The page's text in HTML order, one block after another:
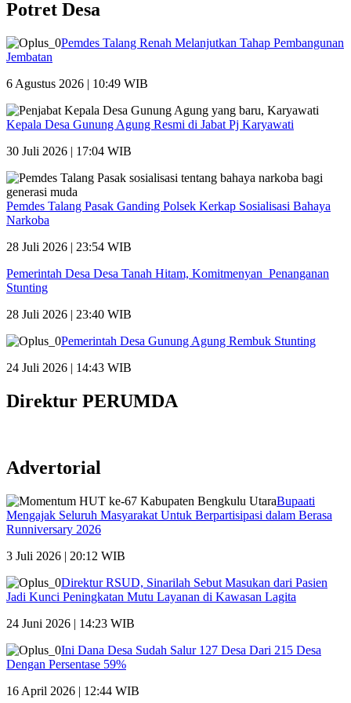
Potret Desa
Pemdes Talang Renah Melanjutkan Tahap Pembangunan
Jembatan
6 Agustus 2026 | 10:49 WIB
Kepala Desa Gunung Agung Resmi di Jabat Pj Karyawati
30 Juli 2026 | 17:04 WIB
Pemdes Talang Pasak Ganding Polsek Kerkap Sosialisasi Bahaya
Narkoba
28 Juli 2026 | 23:54 WIB
Pemerintah Desa Desa Tanah Hitam, Komitmenyan Penanganan
Stunting
28 Juli 2026 | 23:40 WIB
Pemerintah Desa Gunung Agung Rembuk Stunting
24 Juli 2026 | 14:43 WIB
Direktur PERUMDA
Advertorial
Bupaati
Mengajak Seluruh Masyarakat Untuk Berpartisipasi dalam Berasa
Runniversary 2026
3 Juli 2026 | 20:12 WIB
Direktur RSUD, Sinarilah Sebut Masukan dari Pasien
Jadi Kunci Peningkatan Mutu Layanan di Kawasan Lagita
24 Juni 2026 | 14:23 WIB
Ini Dana Desa Sudah Salur 127 Desa Dari 215 Desa
Dengan Persentase 59%
16 April 2026 | 12:44 WIB